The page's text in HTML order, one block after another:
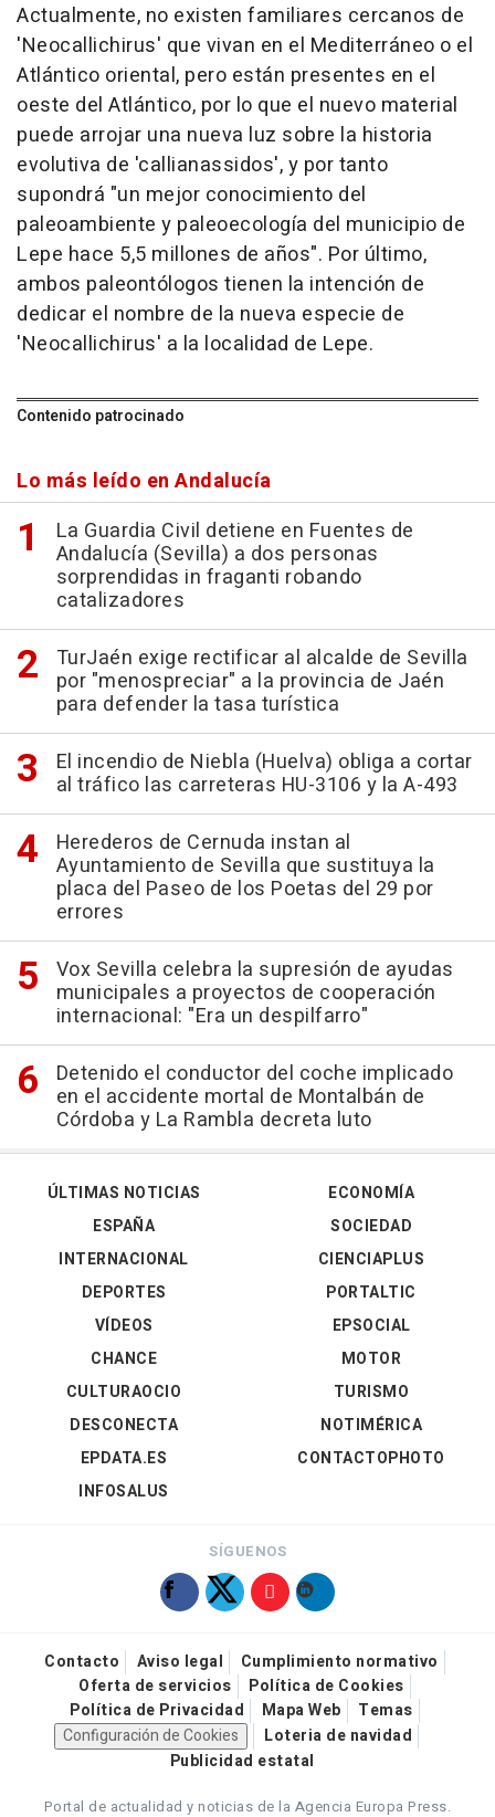
Actualmente, no existen familiares cercanos de
'Neocallichirus' que vivan en el Mediterráneo o el
Atlántico oriental, pero están presentes en el
oeste del Atlántico, por lo que el nuevo material
puede arrojar una nueva luz sobre la historia
evolutiva de 'callianassidos', y por tanto
supondrá "un mejor conocimiento del
paleoambiente y paleoecología del municipio de
Lepe hace 5,5 millones de años". Por último,
ambos paleontólogos tienen la intención de
dedicar el nombre de la nueva especie de
'Neocallichirus' a la localidad de Lepe.
Contenido patrocinado
Lo más leído en Andalucía
La Guardia Civil detiene en Fuentes de
Andalucía (Sevilla) a dos personas
sorprendidas in fraganti robando
catalizadores
TurJaén exige rectificar al alcalde de Sevilla
por "menospreciar" a la provincia de Jaén
para defender la tasa turística
El incendio de Niebla (Huelva) obliga a cortar
al tráfico las carreteras HU-3106 y la A-493
Herederos de Cernuda instan al
Ayuntamiento de Sevilla que sustituya la
placa del Paseo de los Poetas del 29 por
errores
Vox Sevilla celebra la supresión de ayudas
municipales a proyectos de cooperación
internacional: "Era un despilfarro"
Detenido el conductor del coche implicado
en el accidente mortal de Montalbán de
Córdoba y La Rambla decreta luto
ÚLTIMAS NOTICIAS
ESPAÑA
INTERNACIONAL
DEPORTES
VÍDEOS
ECONOMÍA
SOCIEDAD
CIENCIAPLUS
PORTALTIC
EPSOCIAL
CHANCE
CULTURAOCIO
DESCONECTA
EPDATA.ES
INFOSALUS
MOTOR
TURISMO
NOTIMÉRICA
CONTACTOPHOTO
SÍGUENOS
Contacto Aviso legal
Cumplimiento normativo
Oferta de servicios
Política de Cookies
Política de Privacidad
Mapa Web
Temas
Configuración de Cookies
Loteria de navidad
Publicidad estatal
Portal de actualidad y noticias de la Agencia Europa Press.